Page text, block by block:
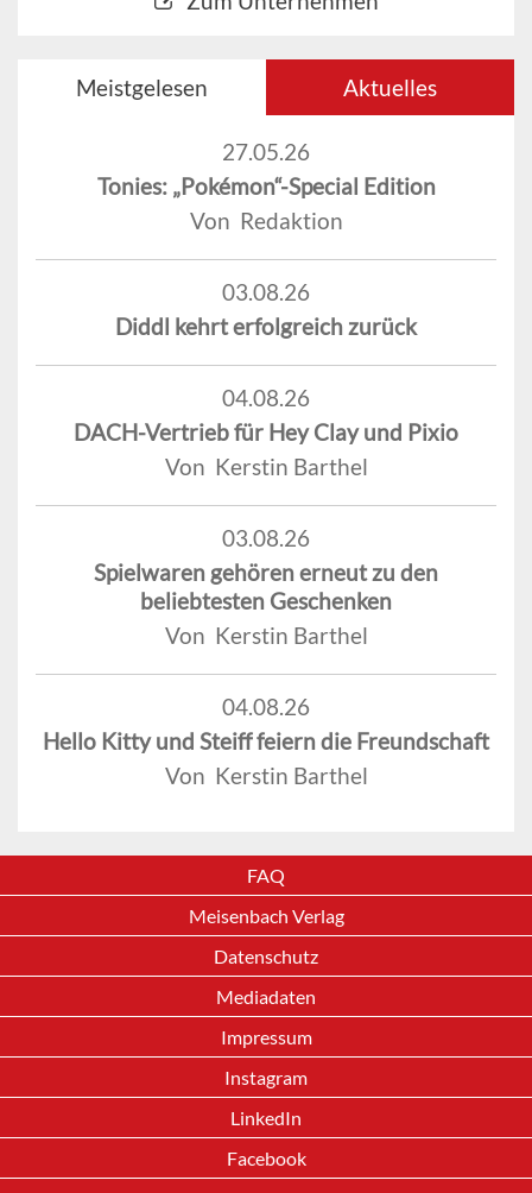
Meistgelesen Aktuelles
27.05.26
Tonies: „Pokémon“-Special Edition
Von Redaktion
03.08.26
Diddl kehrt erfolgreich zurück
04.08.26
DACH-Vertrieb für Hey Clay und Pixio
Von Kerstin Barthel
03.08.26
Spielwaren gehören erneut zu den
beliebtesten Geschenken
Von Kerstin Barthel
04.08.26
Hello Kitty und Steiff feiern die Freundschaft
Von Kerstin Barthel
FAQ
Meisenbach Verlag
Datenschutz
Mediadaten
Impressum
Instagram
LinkedIn
Facebook